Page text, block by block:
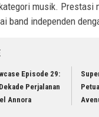
musik. Prestasi
band independen
Episode 29:
Perjalanan
Annora